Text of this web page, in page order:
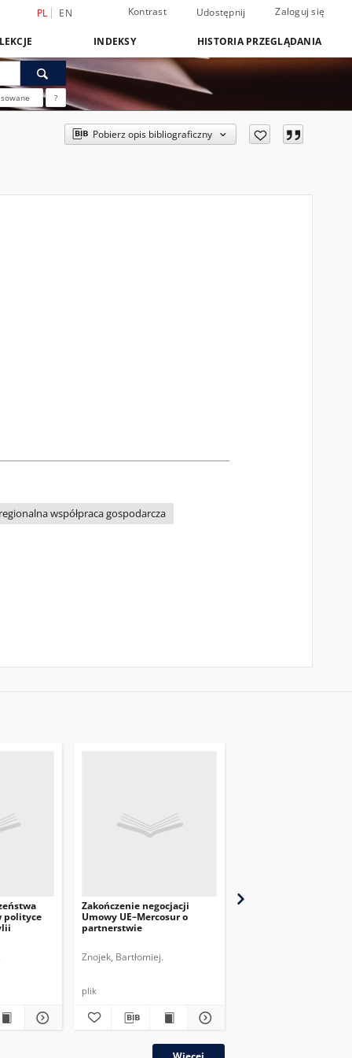
PL EN Kontrast Udostępnij Zaloguj się
INDEKSY HISTORIA PRZEGLĄDANIA
?
Pobierz opis bibliograficzny
regionalna współpraca gospodarcza
polityce
Zakończenie negocjacji
Umowy UE–Mercosur o
partnerstwie
Znojek, Bartłomiej.
plik